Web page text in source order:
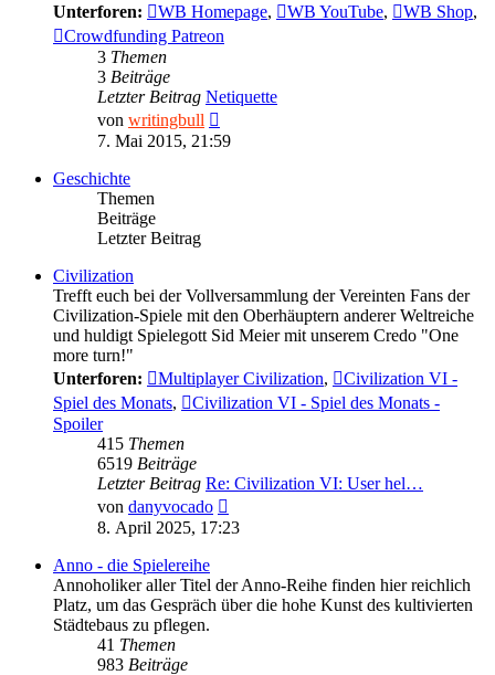
Unterforen:
WB Homepage, WB YouTube, WB Shop,
Crowdfunding Patreon
3 Themen
3 Beiträge
Letzter Beitrag Netiquette
von writingbull
Beitrag
7. Mai 2015, 21:59
Geschichte
Themen
Beiträge
Letzter Beitrag
Civilization
Trefft euch bei der Vollversammlung der Vereinten Fans der
Civilization-Spiele mit den Oberhäuptern anderer Weltreiche
und huldigt Spielegott Sid Meier mit unserem Credo "One
more turn!"
Unterforen:
Multiplayer Civilization,
Civilization VI -
Spiel des Monats,
Civilization VI - Spiel des Monats -
Spoiler
415 Themen
6519 Beiträge
Letzter Beitrag Re: Civilization VI: User hel…
von danyvocado
Beitrag
8. April 2025, 17:23
Anno - die Spielereihe
Annoholiker aller Titel der Anno-Reihe finden hier reichlich
Platz, um das Gespräch über die hohe Kunst des kultivierten
Städtebaus zu pflegen.
41 Themen
983 Beiträge